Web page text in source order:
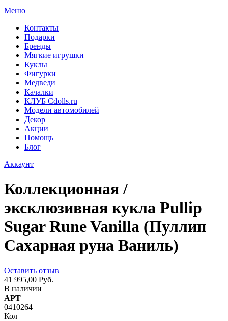
Меню
Контакты
Подарки
Бренды
Мягкие игрушки
Куклы
Фигурки
Медведи
Качалки
КЛУБ Cdolls.ru
Модели автомобилей
Декор
Акции
Помощь
Блог
Аккаунт
Коллекционная /
эксклюзивная кукла Pullip
Sugar Rune Vanilla (Пуллип
Сахарная руна Ваниль)
Оставить отзыв
41 995,00 Руб.
В наличии
АРТ
0410264
Кол